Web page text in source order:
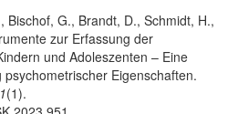
Bischof, G., Brandt, D., Schmidt, H.,
zur Erfassung der
und Adoleszenten – Eine
Eigenschaften.
1(1).